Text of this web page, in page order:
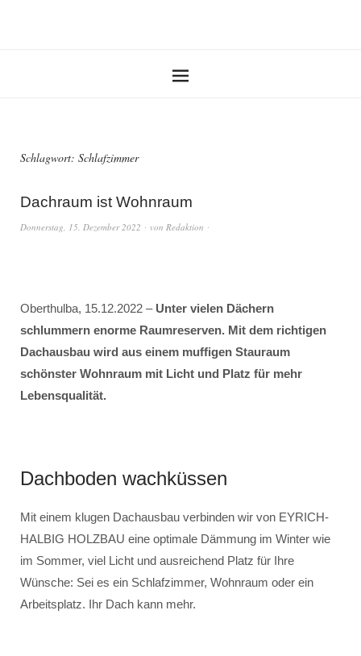
Schlagwort: Schlafzimmer
Dachraum ist Wohnraum
Donnerstag, 15. Dezember 2022 von Redaktion
Oberthulba, 15.12.2022 – Unter vielen Dächern
schlummern enorme Raumreserven. Mit dem richtigen
Dachausbau wird aus einem muffigen Stauraum
schönster Wohnraum mit Licht und Platz für mehr
Lebensqualität.
Dachboden wachküssen
Mit einem klugen Dachausbau verbinden wir von EYRICH-
HALBIG HOLZBAU eine optimale Dämmung im Winter wie
im Sommer, viel Licht und ausreichend Platz für Ihre
Wünsche: Sei es ein Schlafzimmer, Wohnraum oder ein
Arbeitsplatz. Ihr Dach kann mehr.